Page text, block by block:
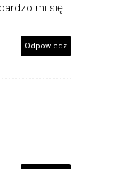
mi się
Odpowiedz